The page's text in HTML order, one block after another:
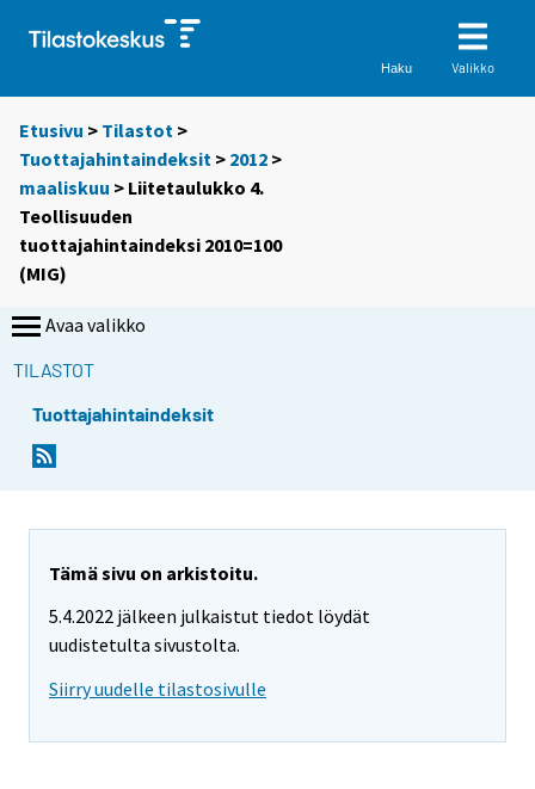
Haku Valikko
Etusivu > Tilastot >
Tuottajahintaindeksit > 2012 >
maaliskuu > Liitetaulukko 4.
Teollisuuden
tuottajahintaindeksi 2010=100
(MIG)
Avaa valikko
TILASTOT
Tuottajahintaindeksit
Tämä sivu on arkistoitu.
5.4.2022 jälkeen julkaistut tiedot löydät
uudistetulta sivustolta.
Siirry uudelle tilastosivulle